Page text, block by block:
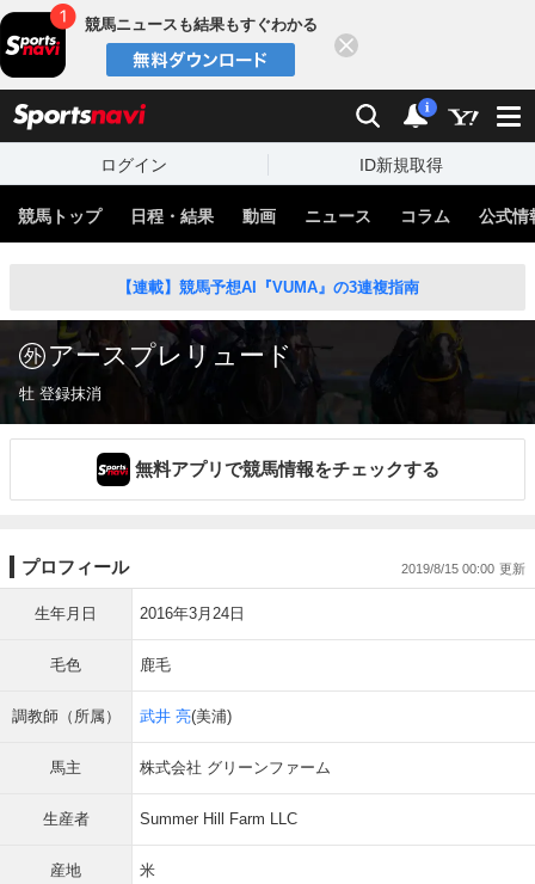
競馬ニュースも結果もすぐわかる
検索 通知
i
ログイン ID新規取得
競馬トップ 日程・結果 動画 ニュース コラム 公式情
【連載】競馬予想AI『VUMA』の3連複指南
アースプレリュード
牡 登録抹消
無料アプリで競馬情報をチェックする
プロフィール 2019/8/15 00:00
生年月日 2016年3月24日
毛色 鹿毛
調教師（所属） 武井 亮(美浦)
馬主 株式会社 グリーンファーム
生産者 Summer Hill Farm LLC
産地 米